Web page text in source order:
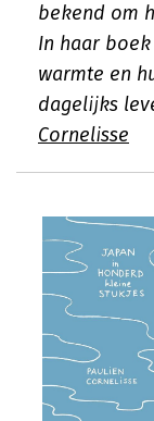
bekend om
In haar
warmte en
dagelijks
Cornelisse